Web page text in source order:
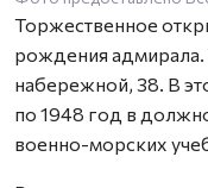
Торжественное
рождения адмирала.
набережной, 38. В
по 1948 год в
военно-морских